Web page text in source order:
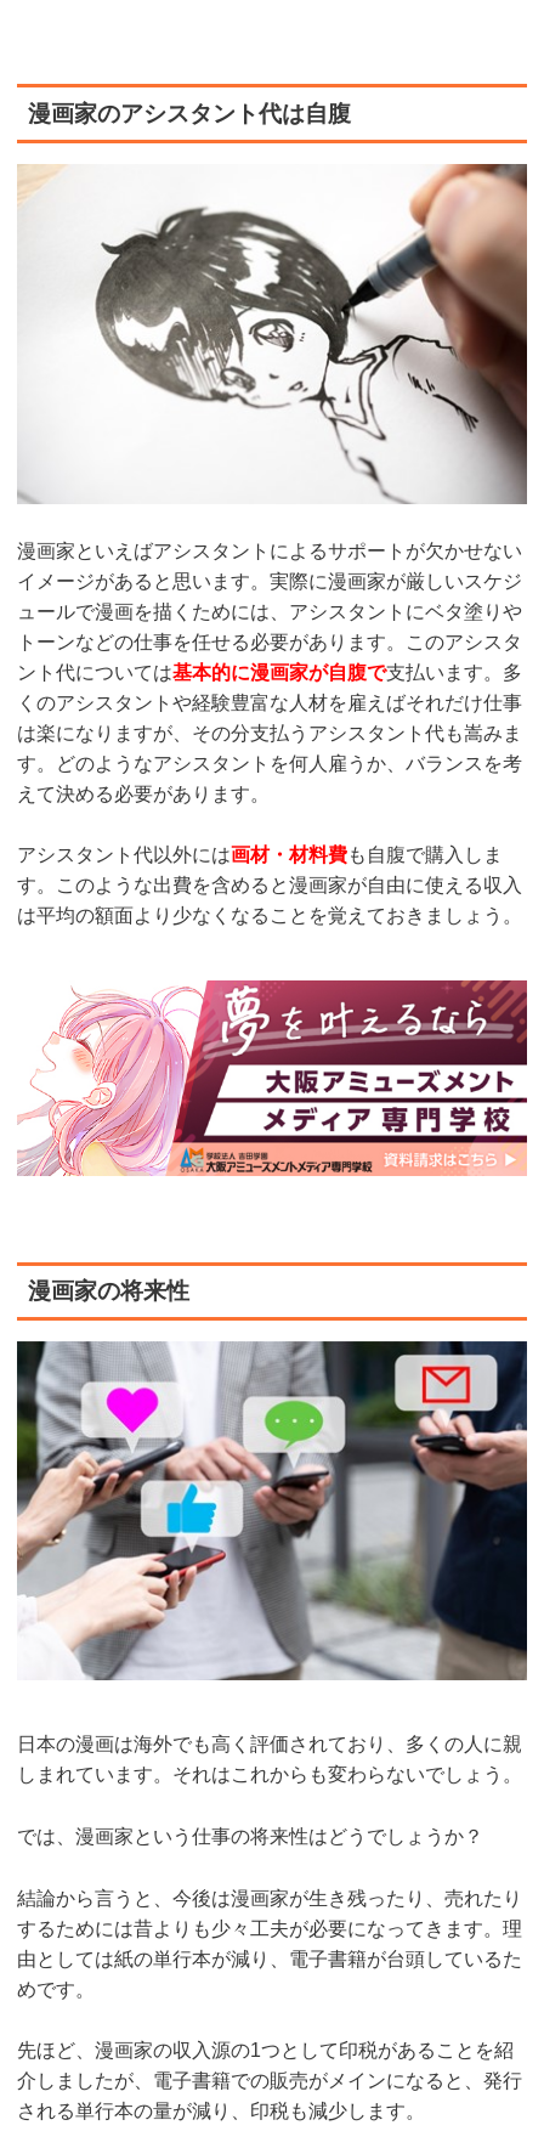
漫画家のアシスタント代は自腹
漫画家といえばアシスタントによるサポートが欠かせない
イメージがあると思います。実際に漫画家が厳しいスケジ
ュールで漫画を描くためには、アシスタントにベタ塗りや
トーンなどの仕事を任せる必要があります。このアシスタ
ント代については基本的に漫画家が自腹で支払います。多
くのアシスタントや経験豊富な人材を雇えばそれだけ仕事
は楽になりますが、その分支払うアシスタント代も嵩みま
す。どのようなアシスタントを何人雇うか、バランスを考
えて決める必要があります。
アシスタント代以外には画材・材料費も自腹で購入しま
す。このような出費を含めると漫画家が自由に使える収入
は平均の額面より少なくなることを覚えておきましょう。
漫画家の将来性
日本の漫画は海外でも高く評価されており、多くの人に親
しまれています。それはこれからも変わらないでしょう。
では、漫画家という仕事の将来性はどうでしょうか？
結論から言うと、今後は漫画家が生き残ったり、売れたり
するためには昔よりも少々工夫が必要になってきます。理
由としては紙の単行本が減り、電子書籍が台頭しているた
めです。
先ほど、漫画家の収入源の1つとして印税があることを紹
介しましたが、電子書籍での販売がメインになると、発行
される単行本の量が減り、印税も減少します。